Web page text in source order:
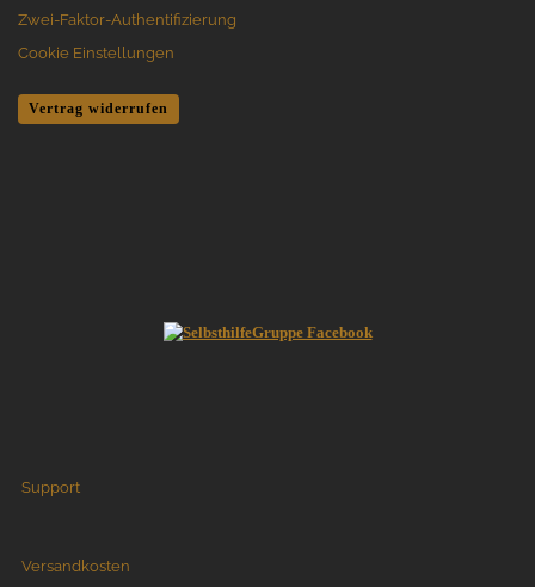
Zwei-Faktor-Authentifizierung
Cookie Einstellungen
Vertrag widerrufen
Support
Versandkosten